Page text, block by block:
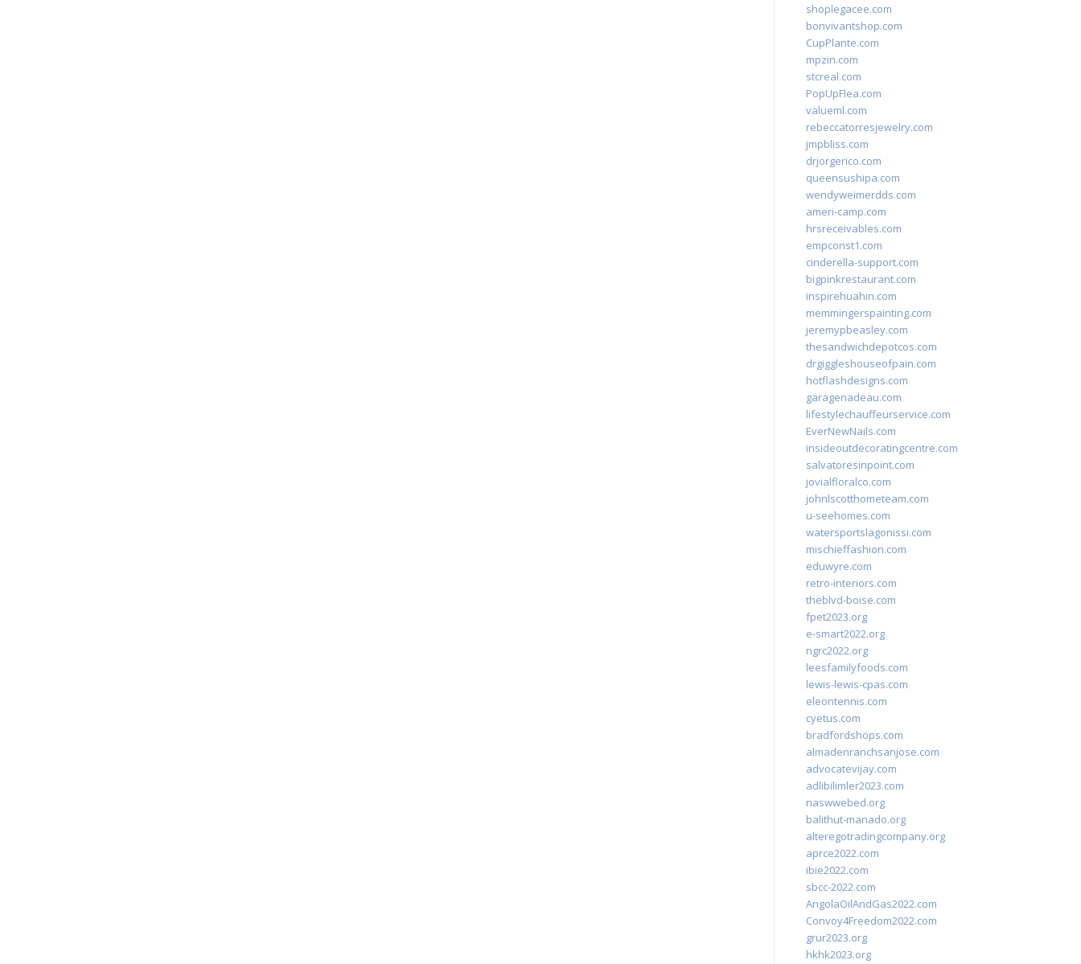
shoplegacee.com
bonvivantshop.com
CupPlante.com
mpzin.com
stcreal.com
PopUpFlea.com
valueml.com
rebeccatorresjewelry.com
jmpbliss.com
drjorgerico.com
queensushipa.com
wendyweimerdds.com
ameri-camp.com
hrsreceivables.com
empconst1.com
cinderella-support.com
bigpinkrestaurant.com
inspirehuahin.com
memmingerspainting.com
jeremypbeasley.com
thesandwichdepotcos.com
drgiggleshouseofpain.com
hotflashdesigns.com
garagenadeau.com
lifestylechauffeurservice.com
EverNewNails.com
insideoutdecoratingcentre.com
salvatoresinpoint.com
jovialfloralco.com
johnlscotthometeam.com
u-seehomes.com
watersportslagonissi.com
mischieffashion.com
eduwyre.com
retro-interiors.com
theblvd-boise.com
fpet2023.org
e-smart2022.org
ngrc2022.org
leesfamilyfoods.com
lewis-lewis-cpas.com
eleontennis.com
cyetus.com
bradfordshops.com
almadenranchsanjose.com
advocatevijay.com
adlibilimler2023.com
naswwebed.org
balithut-manado.org
alteregotradingcompany.org
aprce2022.com
ibie2022.com
sbcc-2022.com
AngolaOilAndGas2022.com
Convoy4Freedom2022.com
grur2023.org
hkhk2023.org